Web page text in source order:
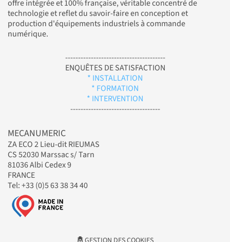
offre intégrée et 100% française, véritable concentré de
technologie et reflet du savoir-faire en conception et
production d'équipements industriels à commande
numérique.
---------------------------------------
ENQUÊTES DE SATISFACTION
* INSTALLATION
* FORMATION
* INTERVENTION
-----------------------------------
MECANUMERIC
ZA ECO 2 Lieu-dit RIEUMAS
CS 52030 Marssac s/ Tarn
81036 Albi Cedex 9
FRANCE
Tel: +33 (0)5 63 38 34 40